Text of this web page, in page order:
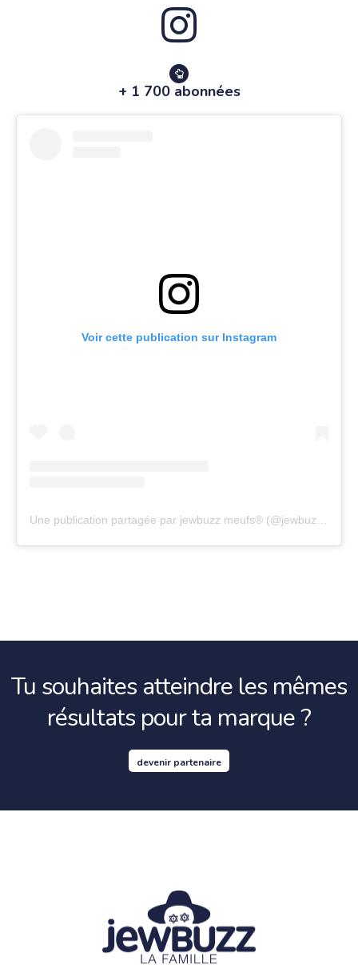
+ 1 700 abonnées
Voir cette publication sur Instagram
Tu souhaites atteindre les mêmes
résultats pour ta marque ?
devenir partenaire